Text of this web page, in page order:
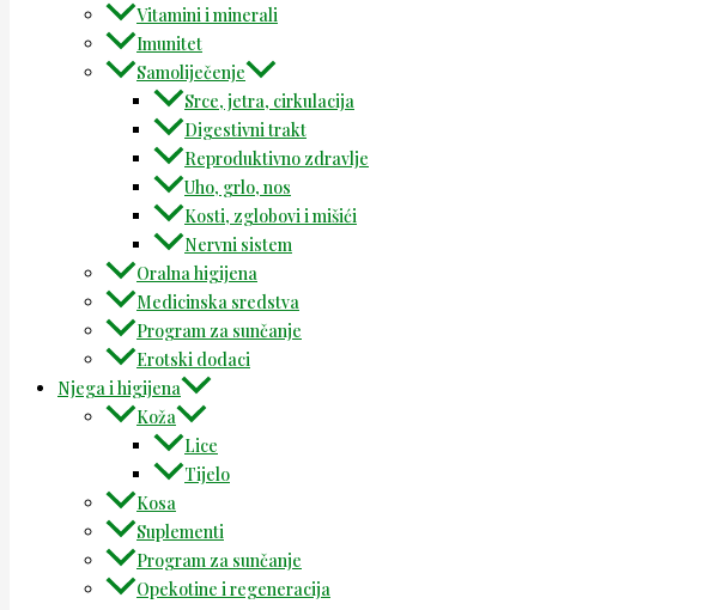
Vitamini i minerali
Imunitet
Samoliječenje
Srce, jetra, cirkulacija
Digestivni trakt
Reproduktivno zdravlje
Uho, grlo, nos
Kosti, zglobovi i mišići
Nervni sistem
Oralna higijena
Medicinska sredstva
Program za sunčanje
Erotski dodaci
Njega i higijena
Koža
Lice
Tijelo
Kosa
Suplementi
Program za sunčanje
Opekotine i regeneracija